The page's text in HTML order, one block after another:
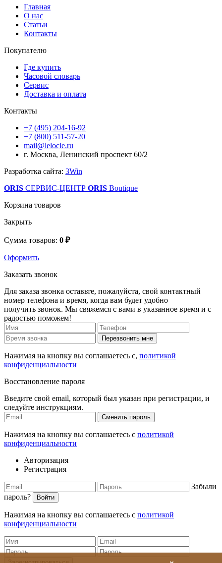
Главная
О нас
Статьи
Контакты
Покупателю
Где купить
Часовой словарь
Сервис
Доставка и оплата
Контакты
+7 (495) 204-16-92
+7 (800) 511-57-20
mail@lelocle.ru
г. Москва, Ленинский проспект 60/2
Разработка сайта: 3Win
ORIS СЕРВИС-ЦЕНТР ORIS Boutique
Корзина товаров
Закрыть
Сумма товаров: 0 ₽
Оформить
Заказать звонок
Для заказа звонка оставьте, пожалуйста, свой контактный
номер телефона и время, когда вам будет удобно
получить звонок. Мы свяжемся с вами в указанное время и с
радостью поможем!
Перезвонить мне
Нажимая на кнопку вы соглашаетесь с, политикой
конфиденциальности
Восстановление пароля
Введите свой email, который был указан при регистрации, и
следуйте инструкциям.
Сменить пароль
Нажимая на кнопку вы соглашаетесь с политикой
конфиденциальности
Авторизация
Регистрация
Забыли
пароль?
Войти
Нажимая на кнопку вы соглашаетесь с политикой
конфиденциальности